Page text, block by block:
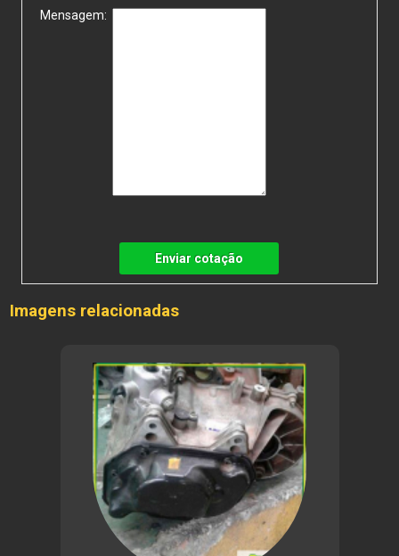
Mensagem:
Enviar cotação
Imagens relacionadas